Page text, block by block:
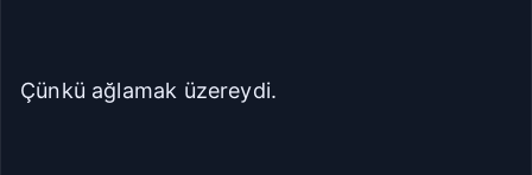
Çünkü ağlamak üzereydi.